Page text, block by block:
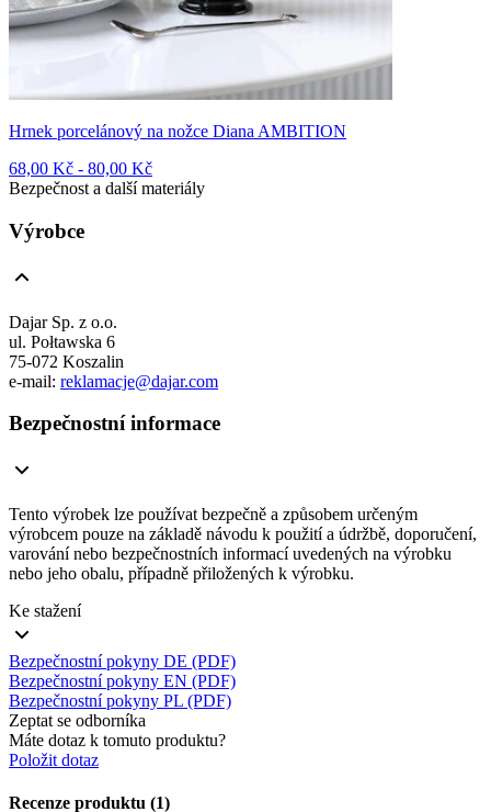
Hrnek porcelánový na nožce Diana AMBITION
68,00 Kč - 80,00 Kč
Bezpečnost a další materiály
Výrobce
Dajar Sp. z o.o.
ul. Połtawska 6
75-072 Koszalin
e-mail: reklamacje@dajar.com
Bezpečnostní informace
Tento výrobek lze používat bezpečně a způsobem určeným
výrobcem pouze na základě návodu k použití a údržbě, doporučení,
varování nebo bezpečnostních informací uvedených na výrobku
nebo jeho obalu, případně přiložených k výrobku.
Ke stažení
Bezpečnostní pokyny DE (PDF)
Bezpečnostní pokyny EN (PDF)
Bezpečnostní pokyny PL (PDF)
Zeptat se odborníka
Máte dotaz k tomuto produktu?
Položit dotaz
Recenze produktu (1)